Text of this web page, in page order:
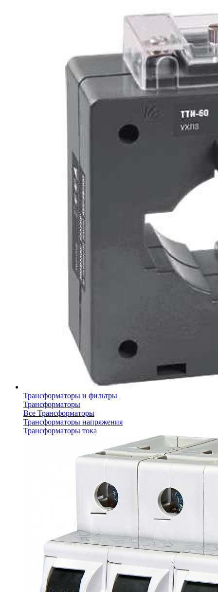
Трансформаторы и фильтры
Трансформаторы
Все Трансформаторы
Трансформаторы напряжения
Трансформаторы тока